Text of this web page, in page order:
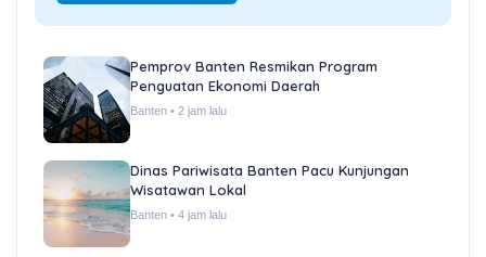
Pemprov Banten Resmikan Program
Penguatan Ekonomi Daerah
Banten • 2 jam lalu
Dinas Pariwisata Banten Pacu Kunjungan
Wisatawan Lokal
Banten • 4 jam lalu